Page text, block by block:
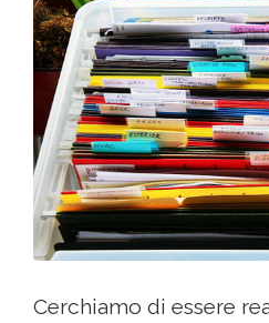
Cerchiamo di essere